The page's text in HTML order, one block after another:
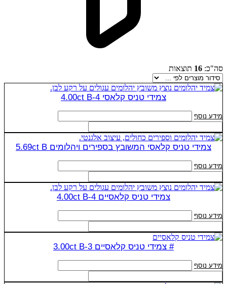
סה"כ: 16 תוצאות
צמידי טניס קלאסי 4.00ct B-4
מידע נוסף
צמידי טניס קלאסי המשובץ בספירים ויהלומים 5.69ct B
מידע נוסף
צמידי טניס קלאסיים 4.00ct B-4
מידע נוסף
# צמידי טניס קלאסיים 3.00ct B-3
מידע נוסף